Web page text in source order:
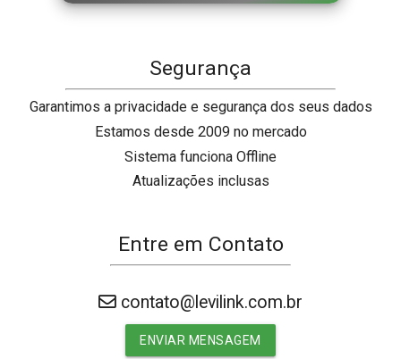
Segurança
Garantimos a privacidade e segurança dos seus dados
Estamos desde 2009 no mercado
Sistema funciona Offline
Atualizações inclusas
Entre em Contato
contato@levilink.com.br
ENVIAR MENSAGEM